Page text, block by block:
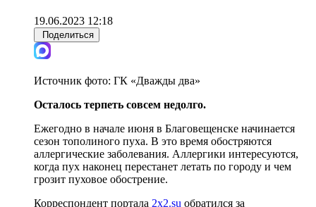
19.06.2023 12:18
Поделиться
Источник фото: ГК «Дважды два»
Осталось терпеть совсем недолго.
Ежегодно в начале июня в Благовещенске начинается
сезон тополиного пуха. В это время обостряются
аллергические заболевания. Аллергики интересуются,
когда пух наконец перестанет летать по городу и чем
грозит пуховое обострение.
Корреспондент портала 2х2.su обратился за